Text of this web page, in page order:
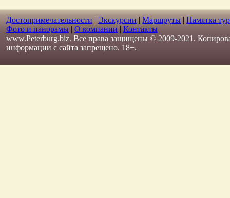
Достопримечательности | Экскурсии | Маршруты | Памятка
Фото и панорамы | О компании | Контакты
www.Peterburg.biz. Все права защищены © 2009-2021.
информации с сайта запрещено. 18+.